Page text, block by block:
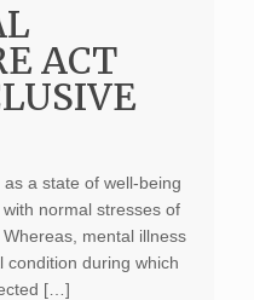
ACT
a state of well-being
normal stresses of
mental illness
condition during which
[…]